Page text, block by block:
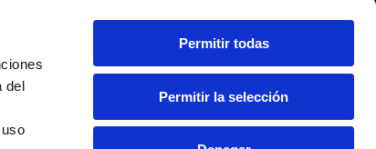
del
Permitir todas
Permitir la selección